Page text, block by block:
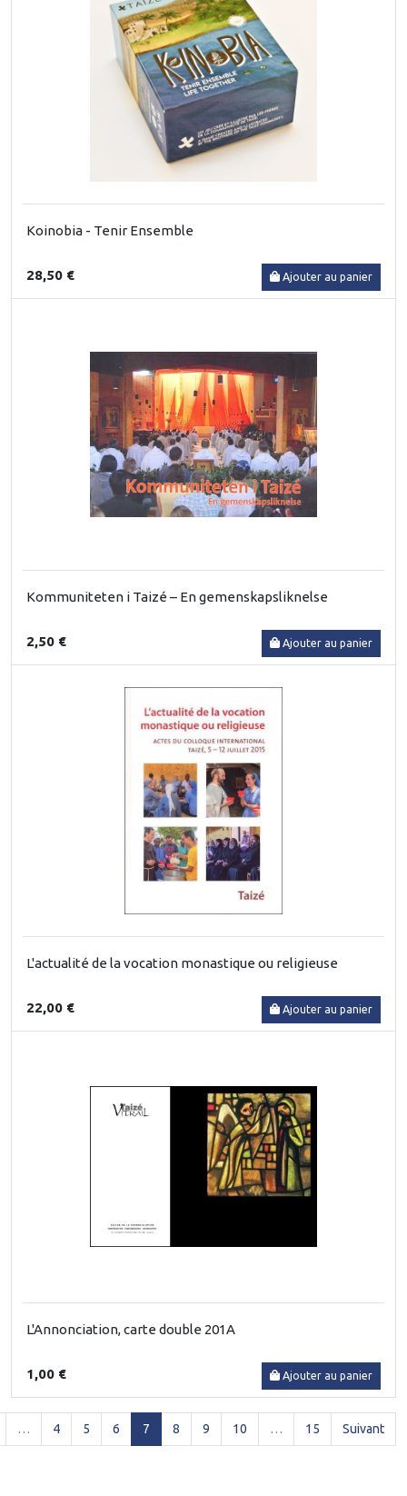
Koinobia - Tenir Ensemble
28,50 € Ajouter au panier
Kommuniteten i Taizé – En gemenskapsliknelse
2,50 € Ajouter au panier
L'actualité de la vocation monastique ou religieuse
22,00 € Ajouter au panier
L'Annonciation, carte double 201A
1,00 € Ajouter au panier
… 4 5 6 7 (current)
8 9 10 … 15 Suivant